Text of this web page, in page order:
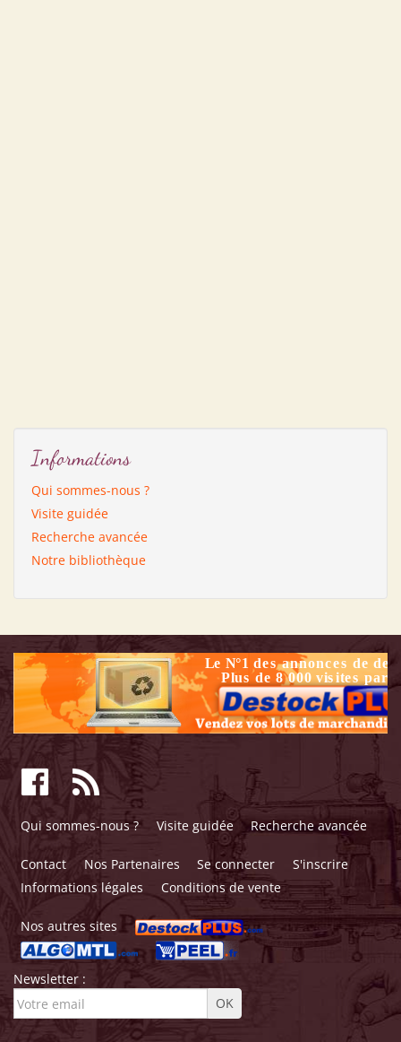
Informations
Qui sommes-nous ?
Visite guidée
Recherche avancée
Notre bibliothèque
Qui sommes-nous ? Visite guidée Recherche avancée
Contact Nos Partenaires Se connecter
S'inscrire
Informations légales
Conditions de vente
Nos autres sites
Newsletter :